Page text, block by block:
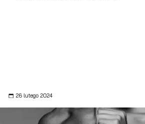
26 lutego 2024